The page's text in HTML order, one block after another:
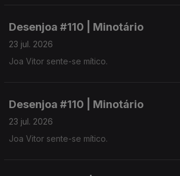
Desenjoa #110 | Minotário
23 jul. 2026
Joa Vitor sente-se mítico.
Desenjoa #110 | Minotário
23 jul. 2026
Joa Vitor sente-se mítico.